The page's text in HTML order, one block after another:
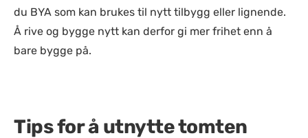
du BYA som kan brukes til nytt tilbygg eller lignende.
Å rive og bygge nytt kan derfor gi mer frihet enn å
bare bygge på.
Tips for å utnytte tomten